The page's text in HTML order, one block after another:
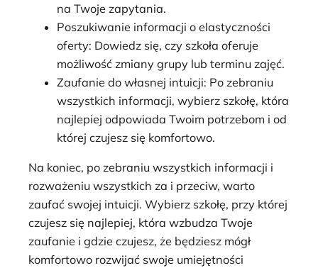
na Twoje zapytania.
Poszukiwanie informacji o elastyczności
oferty: Dowiedz się, czy szkoła oferuje
możliwość zmiany grupy lub terminu zajęć.
Zaufanie do własnej intuicji: Po zebraniu
wszystkich informacji, wybierz szkołę, która
najlepiej odpowiada Twoim potrzebom i od
której czujesz się komfortowo.
Na koniec, po zebraniu wszystkich informacji i
rozważeniu wszystkich za i przeciw, warto
zaufać swojej intuicji. Wybierz szkołę, przy której
czujesz się najlepiej, która wzbudza Twoje
zaufanie i gdzie czujesz, że będziesz mógł
komfortowo rozwijać swoje umiejętności